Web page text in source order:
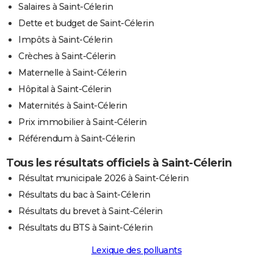
Salaires à Saint-Célerin
Dette et budget de Saint-Célerin
Impôts à Saint-Célerin
Crèches à Saint-Célerin
Maternelle à Saint-Célerin
Hôpital à Saint-Célerin
Maternités à Saint-Célerin
Prix immobilier à Saint-Célerin
Référendum à Saint-Célerin
Tous les résultats officiels à Saint-Célerin
Résultat municipale 2026 à Saint-Célerin
Résultats du bac à Saint-Célerin
Résultats du brevet à Saint-Célerin
Résultats du BTS à Saint-Célerin
Lexique des polluants